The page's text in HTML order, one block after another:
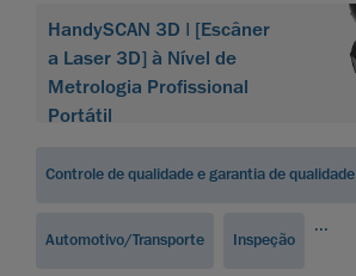
HandySCAN 3D | [Escâner
a Laser 3D] à Nível de
Metrologia Profissional
Portátil
Controle de qualidade e garantia de qualidade
Automotivo/Transporte Inspeção
...